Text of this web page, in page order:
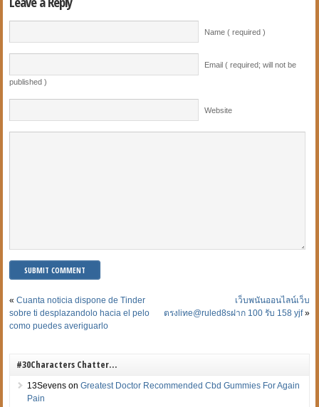
Name ( required )
Email ( required; will not be
published )
Website
«Cuanta noticia dispone de Tinder
sobre ti desplazandolo hacia el pelo
como puedes averiguarlo
เว็บพนันออนไลน์เว็บ
ตรงliทe@ruled8sฝาก 100 รับ 158 yjf»
#30Characters Chatter…
13Sevens onGreatest Doctor Recommended Cbd Gummies For Again
Pain